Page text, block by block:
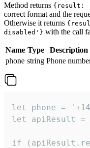
Method returns {result:
correct format and the
Otherwise it returns
disabled'} with the call
Name Type
Description
phone string Phone
let phone =
let apiResult =
if